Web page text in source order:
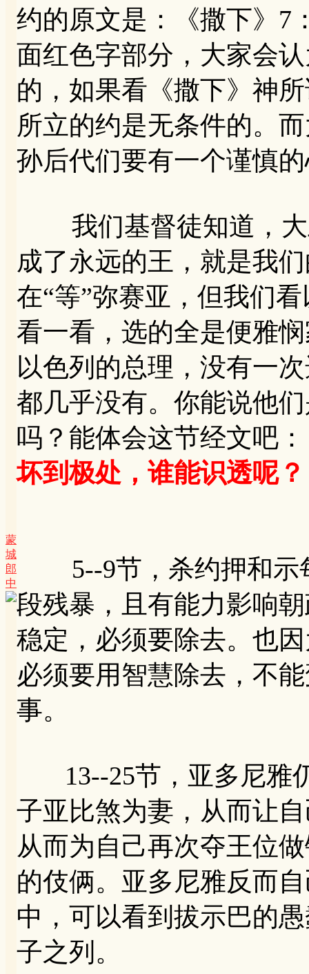
蒙
城
郎
中
约的原文是：《撒下》7
面红色字部分，大家会
的，如果看《撒下》神
所立的约是无条件的。
孙后代们要有一个谨慎
我们基督徒知道，大
成了永远的王，就是我
在“等”弥赛亚，但我们
看一看，选的全是便雅
以色列的总理，没有一
都几乎没有。你能说他
吗？能体会这节经文吧：
坏到极处，谁能识透呢？
5--9节，杀约押和示
段残暴，且有能力影响
稳定，必须要除去。也
必须要用智慧除去，不
事。
13--25节，亚多尼雅
子亚比煞为妻，从而让
从而为自己再次夺王位
的伎俩。亚多尼雅反而
中，可以看到拔示巴的
子之列。